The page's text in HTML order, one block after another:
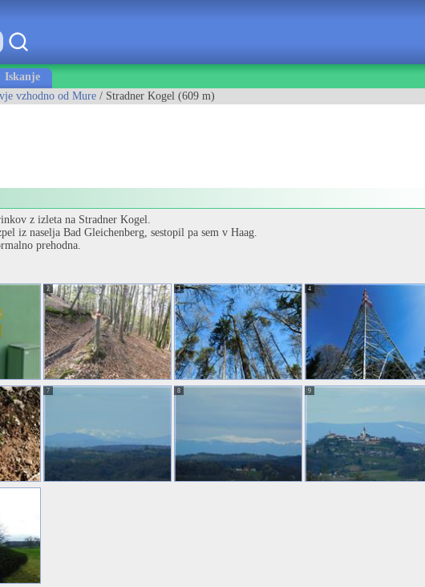
Iskanje
vzhodno od Mure / Stradner Kogel (609 m)
z izleta na Stradner Kogel.
iz naselja Bad Gleichenberg, sestopil pa sem v Haag.
prehodna.
2 3 4
7 8 9